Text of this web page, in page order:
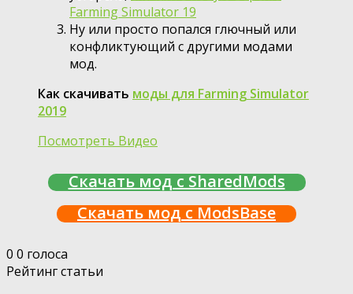
Farming Simulator 19
Ну или просто попался глючный или
конфликтующий с другими модами
мод.
Как скачивать моды для Farming Simulator
2019
Посмотреть Видео
Скачать мод с SharedMods
Скачать мод с ModsBase
0 0 голоса
Рейтинг статьи